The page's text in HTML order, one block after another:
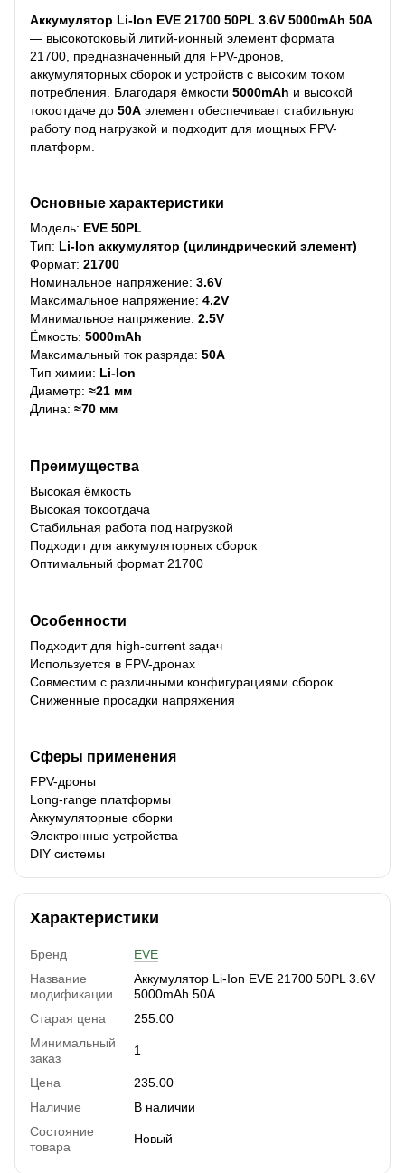
Аккумулятор Li-Ion EVE 21700 50PL 3.6V 5000mAh 50A
— высокотоковый литий-ионный элемент формата
21700, предназначенный для FPV-дронов,
аккумуляторных сборок и устройств с высоким током
потребления. Благодаря ёмкости 5000mAh и высокой
токоотдаче до 50A элемент обеспечивает стабильную
работу под нагрузкой и подходит для мощных FPV-
платформ.
Основные характеристики
Модель: EVE 50PL
Тип: Li-Ion аккумулятор (цилиндрический элемент)
Формат: 21700
Номинальное напряжение: 3.6V
Максимальное напряжение: 4.2V
Минимальное напряжение: 2.5V
Ёмкость: 5000mAh
Максимальный ток разряда: 50A
Тип химии: Li-Ion
Диаметр: ≈21 мм
Длина: ≈70 мм
Преимущества
Высокая ёмкость
Высокая токоотдача
Стабильная работа под нагрузкой
Подходит для аккумуляторных сборок
Оптимальный формат 21700
Особенности
Подходит для high-current задач
Используется в FPV-дронах
Совместим с различными конфигурациями сборок
Сниженные просадки напряжения
Сферы применения
FPV-дроны
Long-range платформы
Аккумуляторные сборки
Электронные устройства
DIY системы
Характеристики
Бренд
EVE
Название
модификации
Аккумулятор Li-Ion EVE 21700 50PL 3.6V
5000mAh 50A
Старая цена
255.00
Минимальный
заказ
1
Цена
235.00
Наличие
В наличии
Состояние
товара
Новый